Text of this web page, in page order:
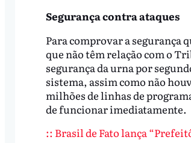
Segurança contra ataques
Para comprovar a segurança
que não têm relação com o
segurança da urna por
sistema, assim como não
milhões de linhas de
de funcionar imediatamente.
:: Brasil de Fato lança